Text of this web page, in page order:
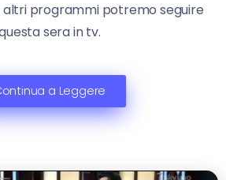
altri programmi potremo seguire
sera in tv.
a Leggere